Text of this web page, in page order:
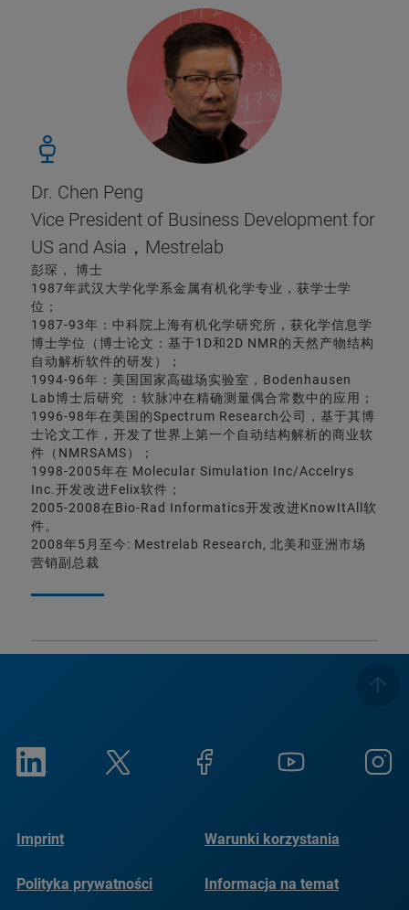
Dr. Chen Peng
Vice President of Business Development for
US and Asia，Mestrelab
彭琛， 博士
1987年武汉大学化学系金属有机化学专业，获学士学
位；
1987-93年：中科院上海有机化学研究所，获化学信息学
博士学位（博士论文：基于1D和2D NMR的天然产物结构
自动解析软件的研发）；
1994-96年：美国国家高磁场实验室，Bodenhausen
Lab博士后研究 ：软脉冲在精确测量偶合常数中的应用；
1996-98年在美国的Spectrum Research公司，基于其博
士论文工作，开发了世界上第一个自动结构解析的商业软
件（NMRSAMS）；
1998-2005年在 Molecular Simulation Inc/Accelrys
Inc.开发改进Felix软件；
2005-2008在Bio-Rad Informatics开发改进KnowItAll软
件。
2008年5月至今: Mestrelab Research, 北美和亚洲市场
营销副总裁
Imprint Warunki korzystania
Polityka prywatności
Informacja na temat